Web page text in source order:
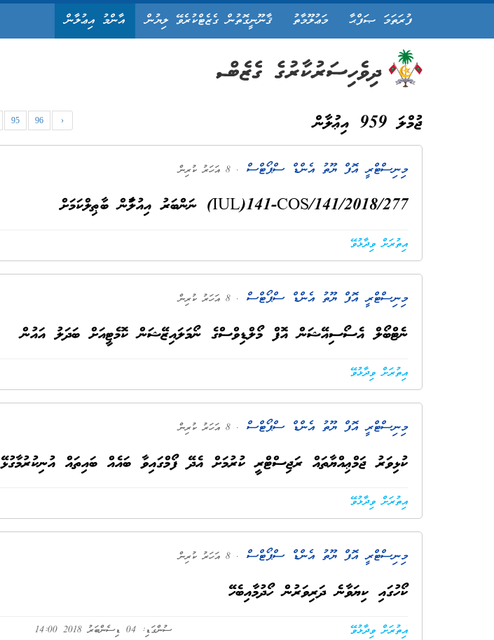
ފުރަތަމަ ޞަފްޙާ މަޢުލޫމާތު ޤާނޫނީގޮތުން ގެޒެޓްކުރެވޭ ލިޔުން އާންމު އިޢުލާން
ޖުމްލަ 959 އިޢުލާން 95 96 ›
މިނިސްޓްރީ އޮފް ޔޫތު އެންޑް ސްޕޯޓްސް . 8 އަހަރު ކުރިން
IUL)141-COS/141/2018/277) ނަންބަރު އިއުލަާން ބާޠިލްކަމަށް
އިތުރަށް ވިދާޅުވޭ
މިނިސްޓްރީ އޮފް ޔޫތު އެންޑް ސްޕޯޓްސް . 8 އަހަރު ކުރިން
ނެޓްބޯލް އެސޯސިއޭޝަން އޮފް މޯލްޑިވްސްގެ ނޯމަލައިޒޭޝަން ކޮމެޓީއަށް ބަދަލު އައުން
އިތުރަށް ވިދާޅުވޭ
މިނިސްޓްރީ އޮފް ޔޫތު އެންޑް ސްޕޯޓްސް . 8 އަހަރު ކުރިން
ކުޅިވަރު ޖަމްޢިއްޔާތައް ރަޖިސްޓްރީ ކުރުމަށް އެދޭ ފޯމްގައިވާ ބައެއް ބައިތައް އުނިކުރުމާގުޅޭ
އިތުރަށް ވިދާޅުވޭ
މިނިސްޓްރީ އޮފް ޔޫތު އެންޑް ސްޕޯޓްސް . 8 އަހަރު ކުރިން
ކޯހުގައި ކިޔަވާނެ ދަރިވަރުން ހޯދުމާއިބެހޭ
ސުންގަޑި: 04 ޑިސެންބަރު 2018 14:00 އިތުރަށް ވިދާޅުވޭ